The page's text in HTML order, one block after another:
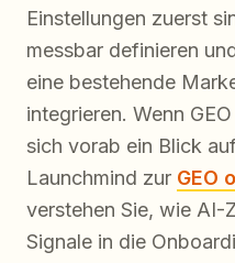
Einstellungen zuerst
messbar definieren
eine bestehende
integrieren. Wenn
sich vorab ein Blick
Launchmind zur GEO
verstehen Sie, wie AI-
Signale in die